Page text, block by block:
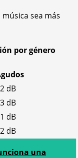
sea más
por género
dB
dB
dB
dB
una